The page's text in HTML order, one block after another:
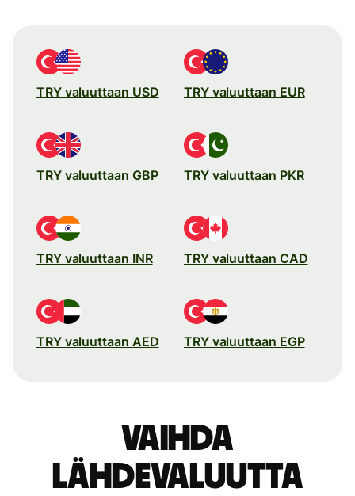
TRY valuuttaan USD TRY valuuttaan EUR
TRY valuuttaan GBP TRY valuuttaan PKR
TRY valuuttaan INR TRY valuuttaan CAD
TRY valuuttaan AED TRY valuuttaan EGP
Vaihda
lähdevaluutta